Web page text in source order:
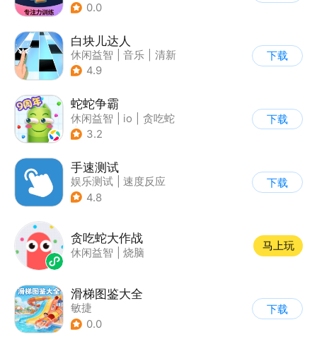
0.0
白块儿达人
休闲益智 音乐
清新
| 多比特
4.9
下载
蛇蛇争霸
休闲益智 io
贪吃蛇
| 白日梦
3.2
下载
手速测试
娱乐测试
速度反应
4.8
下载
贪吃蛇大作战
休闲益智 烧脑
马上玩
滑梯图鉴大全
敏捷
0.0
下载